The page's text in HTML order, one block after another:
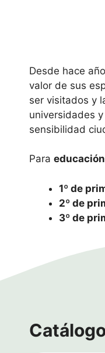
Desde hace
valor de sus
ser visitados y
universidades
sensibilidad
Para
1º de
2º de
3º de